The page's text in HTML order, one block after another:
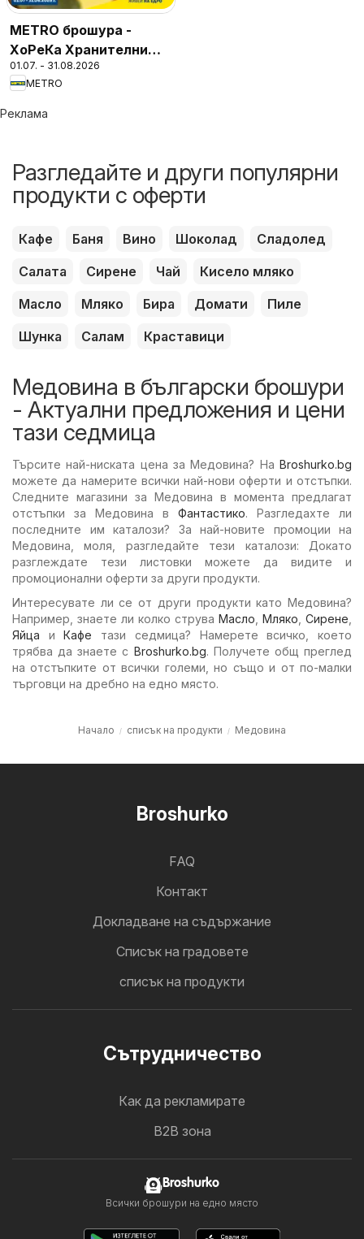
METRO брошура -
ХоРеКа Хранителни
стоки
01.07. - 31.08.2026
METRO
Реклама
Разгледайте и други популярни
продукти с оферти
Кафе Баня Вино Шоколад
Сладолед
Салата
Сирене Чай
Кисело мляко
Масло
Мляко Бира Домати
Пиле
Шунка
Салам Краставици
Медовина в български брошури
- Актуални предложения и цени
тази седмица
Търсите най-ниската цена за Медовина? На Broshurko.bg
можете да намерите всички най-нови оферти и отстъпки.
Следните магазини за Медовина в момента предлагат
отстъпки за Медовина в Фантастико. Разгледахте ли
последните им каталози? За най-новите промоции на
Медовина, моля, разгледайте тези каталози: Докато
разглеждате тези листовки можете да видите и
промоционални оферти за други продукти.
Интересувате ли се от други продукти като Медовина?
Например, знаете ли колко струва Масло Мляко Сирене
Яйца иКафе тази седмица? Намерете всичко, което
трябва да знаете с Broshurko.bg. Получете общ преглед
на отстъпките от всички големи, но също и от по-малки
търговци на дребно на едно място.
Начало списък на продукти Медовина
Broshurko
FAQ
Контакт
Докладване на съдържание
Cписък на градовете
списък на продукти
Cътрудничество
Как да рекламирате
B2B зона
Broshurko
Всички брошури на едно място